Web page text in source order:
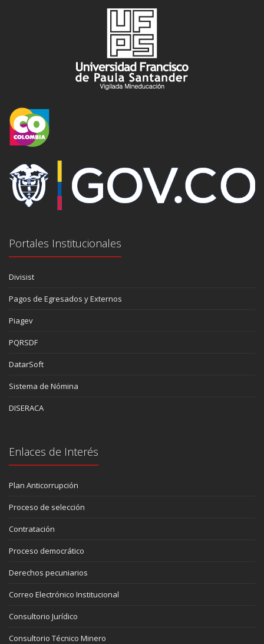
Portales Institucionales
Divisist
Pagos de Egresados y Externos
Piagev
PQRSDF
DatarSoft
Sistema de Nómina
DISERACA
Enlaces de Interés
Plan Anticorrupción
Proceso de selección
Contratación
Proceso democrático
Derechos pecuniarios
Correo Electrónico Institucional
Consultorio Jurídico
Consultorio Técnico Minero